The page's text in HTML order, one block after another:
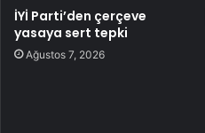
İYİ Parti’den çerçeve
yasaya sert tepki
Ağustos 7, 2026